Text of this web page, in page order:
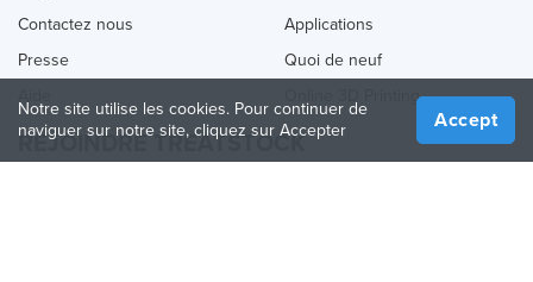
Contactez nous
Presse
Applications
Quoi de neuf
Online 3D Printing
REJOINDRE TREATSTOCK
Notre site utilise les cookies. Pour continuer de
naviguer sur notre site, cliquez sur Accepter
Accept